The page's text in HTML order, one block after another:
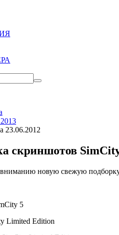
23.06.2012
скриншотов
новую свежую